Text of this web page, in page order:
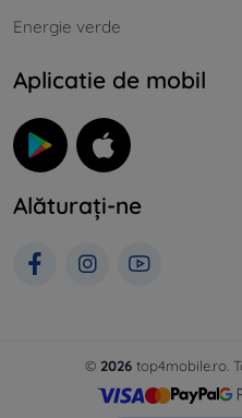
Energie verde
Aplicatie de mobil
Alăturați-ne
© 2026top4mobile.ro.